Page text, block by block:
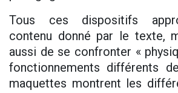
Tous ces dispositifs
contenu donné par le texte,
aussi de se confronter «
fonctionnements différents
maquettes montrent les